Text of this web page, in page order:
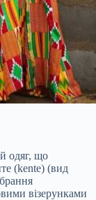
одяг, що
(kente) (вид
візерунками